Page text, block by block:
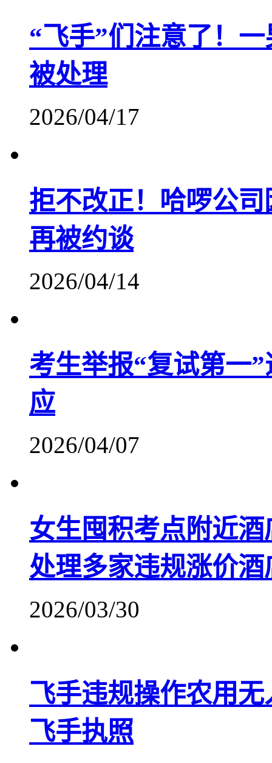
“飞手”们注意了！
被处理
2026/04/17
拒不改正！哈啰公
再被约谈
2026/04/14
考生举报“复试第一
应
2026/04/07
女生囤积考点附近
处理多家违规涨价酒
2026/03/30
飞手违规操作农用
飞手执照